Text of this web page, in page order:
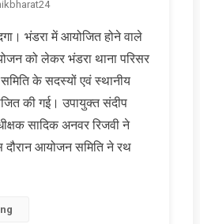
भंडरा में आयोजित होने वाले
को लेकर भंडरा थाना परिसर
के सदस्यों एवं स्थानीय
की गई। उपायुक्त संदीप
सादिक अनवर रिजवी ने
दौरान आयोजन समिति ने रथ